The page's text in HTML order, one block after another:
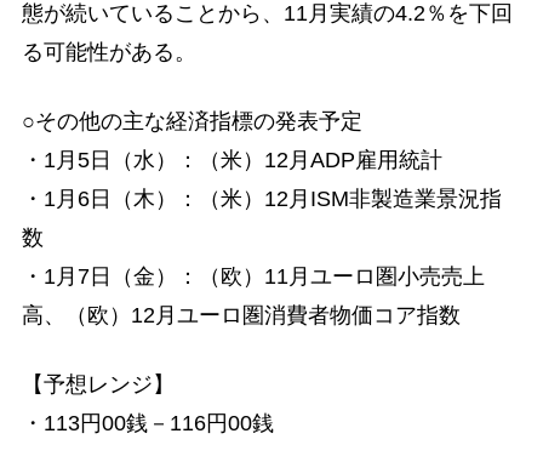
態が続いていることから、11月実績の4.2％を下回
る可能性がある。
○その他の主な経済指標の発表予定
・1月5日（水）：（米）12月ADP雇用統計
・1月6日（木）：（米）12月ISM非製造業景況指
数
・1月7日（金）：（欧）11月ユーロ圏小売売上
高、（欧）12月ユーロ圏消費者物価コア指数
【予想レンジ】
・113円00銭－116円00銭